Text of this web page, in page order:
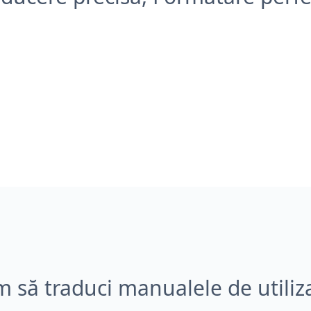
să traduci manualele de